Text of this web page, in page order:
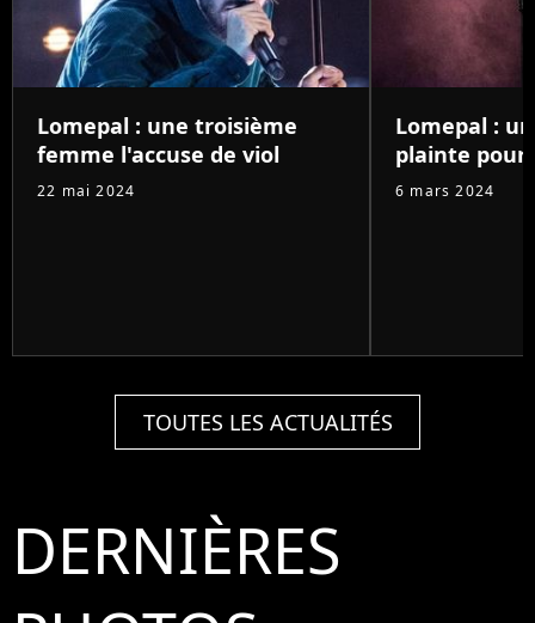
Lomepal : une troisième
femme l'accuse de viol
22 mai 2024
Lomepal :
plainte pour
6 mars 2024
TOUTES LES ACTUALITÉS
DERNIÈRES